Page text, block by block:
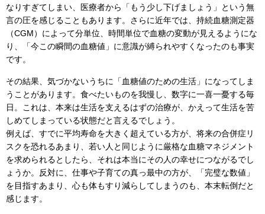
なりすぎてしまい、医療者から「もう少し下げましょう」という無
言の圧を感じることもあります。さらに近年では、持続血糖測定器
（CGM）によって分単位、時間単位で血糖の変動が見えるようにな
り、「今この瞬間の血糖値」に意識が縛られやすくなったのも事実
です。
その結果、気づかないうちに「血糖値のための生活」になってしま
うことがあります。食べたいものを我慢し、数字に一喜一憂する毎
日。これは、本来は生活を支えるはずの治療が、かえって生活を苦
しめてしまっている状態だと言えるでしょう。
例えば、すでに平均寿命を大きく超えている方が、将来の合併症リ
スクを恐れるあまり、若い人と同じように厳格な血糖マネジメント
を求められるとしたら、それは本当にその人の幸せにつながるでし
ょうか。反対に、仕事や子育ての真っ最中の方が、「完璧な数値」
を目指すあまり、心も体もすり減らしてしまうのも、本末転倒だと
感じます。